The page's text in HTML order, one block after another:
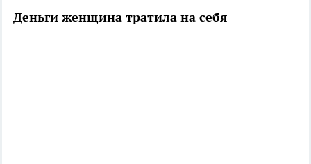
Деньги женщина тратила на себя